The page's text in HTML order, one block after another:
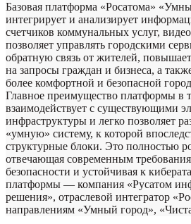
Базовая платформа «Росатома»
интегрирует и анализирует
счетчиков коммунальных услуг,
позволяет управлять городскими
обратную связь от жителей,
на запросы граждан и бизнеса, а
более комфортной и безопасной
Главное преимущество платформы в
взаимодействует с существующими
инфраструктуры и легко позволяет
«умную» систему, к которой
структурные блоки. Это полностью
отвечающая современным
безопасности и устойчивая к
платформы — компания «Русатом
решения», отраслевой интегратор
направлениям «Умный город»,